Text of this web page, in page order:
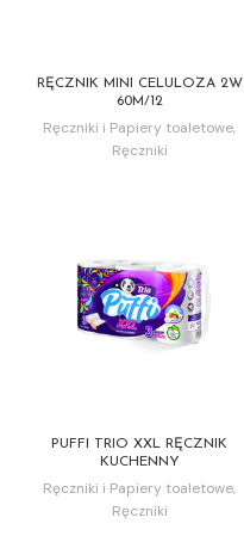
RĘCZNIK MINI CELULOZA 2W
60M/12
Ręczniki i Papiery toaletowe,
Ręczniki
PUFFI TRIO XXL RĘCZNIK
KUCHENNY
Ręczniki i Papiery toaletowe,
Ręczniki